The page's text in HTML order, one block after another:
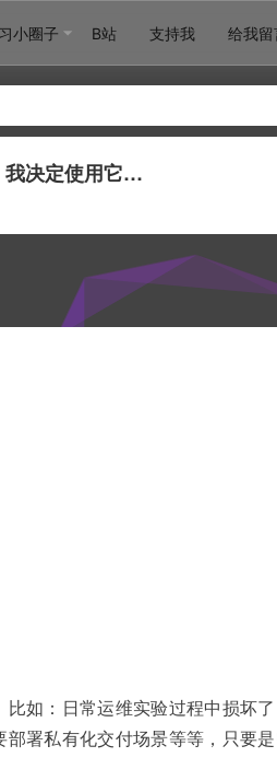
小圈子 B站 支持我 给我留
我决定使用它…
如：日常运维实验过程中损坏
署私有化交付场景等等，只要